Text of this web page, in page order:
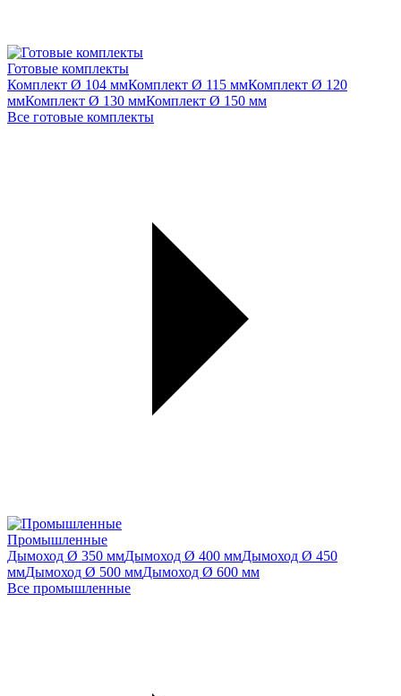
Готовые комплекты
Комплект Ø 104 ммКомплект Ø 115 ммКомплект Ø 120
ммКомплект Ø 130 ммКомплект Ø 150 мм
Все готовые комплекты
Промышленные
Дымоход Ø 350 ммДымоход Ø 400 ммДымоход Ø 450
ммДымоход Ø 500 ммДымоход Ø 600 мм
Все промышленные